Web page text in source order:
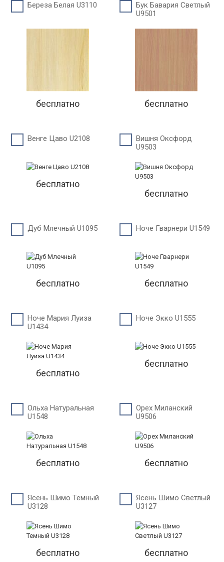
Береза Белая U3110
бесплатно
Бук Бавария Светлый
U9501
бесплатно
Венге Цаво U2108
бесплатно
Вишня Оксфорд
U9503
бесплатно
Дуб Млечный U1095
бесплатно
Ноче Гварнери U1549
бесплатно
Ноче Мария Луиза
U1434
бесплатно
Ноче Экко U1555
бесплатно
Ольха Натуральная
U1548
бесплатно
Орех Миланский
U9506
бесплатно
Ясень Шимо Темный
U3128
бесплатно
Ясень Шимо Светлый
U3127
бесплатно